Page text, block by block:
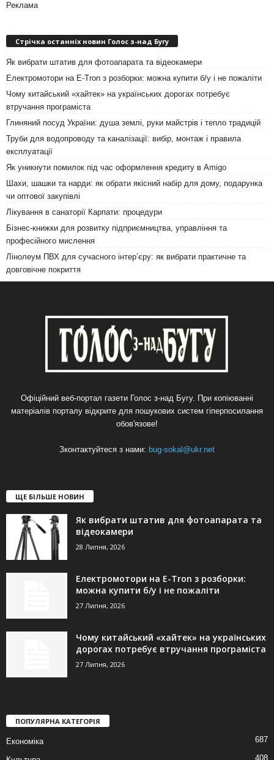
Реклама
Стрічка останніх новин Голос з-над Бугу
Як вибрати штатив для фотоапарата та відеокамери
Електромотори на E-Tron з розборки: можна купити б/у і не пожаліти
Чому китайський «хайтек» на українських дорогах потребує
втручання програміста
Глиняний посуд України: душа землі, руки майстрів і тепло традицій
Труби для водопроводу та каналізації: вибір, монтаж і правила
експлуатації
Як уникнути помилок під час оформлення кредиту в Amigo
Шахи, шашки та нарди: як обрати якісний набір для дому, подарунка
чи оптової закупівлі
Лікування в санаторії Карпати: процедури
Бізнес-книжки для розвитку підприємництва, управління та
професійного мислення
Лінолеум ПВХ для сучасного інтер’єру: як вибрати практичне та
довговічне покриття
Офіційний веб-портал газети Голос з-над Бугу. При копіюванні
матеріалів порталу відкрите для пошукових систем гіперпосилання
обов'язове!
Зконтактуйтеся з нами: bug-sokal@ukr.net
ЩЕ БІЛЬШЕ НОВИН
Як вибрати штатив для фотоапарата та
відеокамери
28 Липня, 2026
Електромотори на E-Tron з розборки:
можна купити б/у і не пожаліти
27 Липня, 2026
Чому китайський «хайтек» на українських
дорогах потребує втручання програміста
27 Липня, 2026
ПОПУЛЯРНА КАТЕГОРІЯ
Економіка 687
408